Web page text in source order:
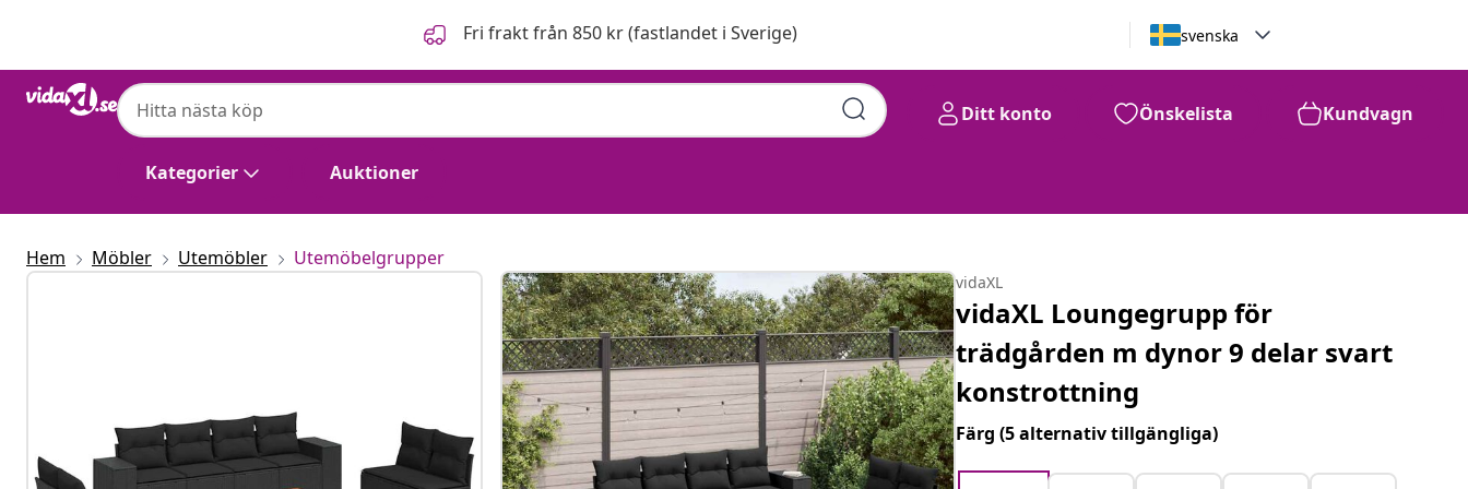
Fri frakt från 850 kr (fastlandet i Sverige) svenska
Kategorier Auktioner
Ditt konto Önskelista Kundvagn
Hem Möbler Utemöbler Utemöbelgrupper
vidaXL
vidaXL Loungegrupp för
trädgården m dynor 9 delar svart
konstrottning
Färg(5 alternativ tillgängliga)